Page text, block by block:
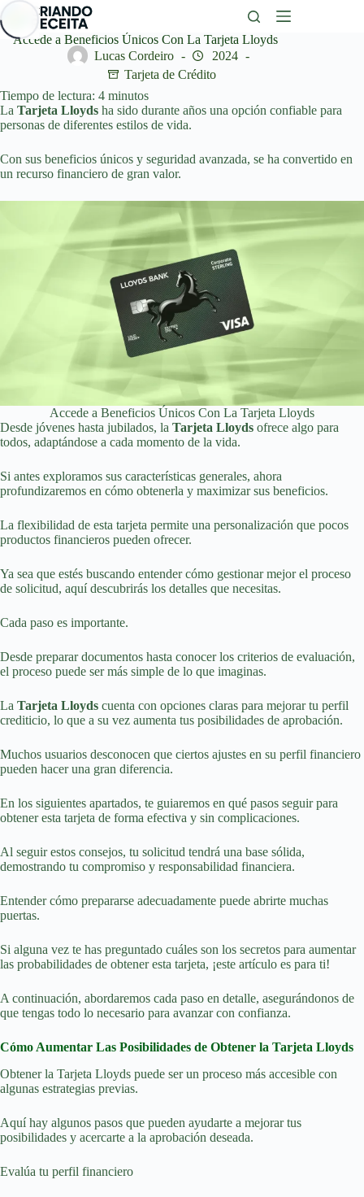
Saltar
al
contenido
Accede a Beneficios Únicos Con La Tarjeta Lloyds
Lucas Cordeiro
2024
Tarjeta de Crédito
Tiempo de lectura: 4 minutos
La Tarjeta Lloyds ha sido durante años una opción confiable para
personas de diferentes estilos de vida.
Con sus beneficios únicos y seguridad avanzada, se ha convertido en
un recurso financiero de gran valor.
Accede a Beneficios Únicos Con La Tarjeta Lloyds
Desde jóvenes hasta jubilados, la Tarjeta Lloyds ofrece algo para
todos, adaptándose a cada momento de la vida.
Si antes exploramos sus características generales, ahora
profundizaremos en cómo obtenerla y maximizar sus beneficios.
La flexibilidad de esta tarjeta permite una personalización que pocos
productos financieros pueden ofrecer.
Ya sea que estés buscando entender cómo gestionar mejor el proceso
de solicitud, aquí descubrirás los detalles que necesitas.
Cada paso es importante.
Desde preparar documentos hasta conocer los criterios de evaluación,
el proceso puede ser más simple de lo que imaginas.
La Tarjeta Lloyds cuenta con opciones claras para mejorar tu perfil
crediticio, lo que a su vez aumenta tus posibilidades de aprobación.
Muchos usuarios desconocen que ciertos ajustes en su perfil financiero
pueden hacer una gran diferencia.
En los siguientes apartados, te guiaremos en qué pasos seguir para
obtener esta tarjeta de forma efectiva y sin complicaciones.
Al seguir estos consejos, tu solicitud tendrá una base sólida,
demostrando tu compromiso y responsabilidad financiera.
Entender cómo prepararse adecuadamente puede abrirte muchas
puertas.
Si alguna vez te has preguntado cuáles son los secretos para aumentar
las probabilidades de obtener esta tarjeta, ¡este artículo es para ti!
A continuación, abordaremos cada paso en detalle, asegurándonos de
que tengas todo lo necesario para avanzar con confianza.
Cómo Aumentar Las Posibilidades de Obtener la Tarjeta Lloyds
Obtener la Tarjeta Lloyds puede ser un proceso más accesible con
algunas estrategias previas.
Aquí hay algunos pasos que pueden ayudarte a mejorar tus
posibilidades y acercarte a la aprobación deseada.
Evalúa tu perfil financiero